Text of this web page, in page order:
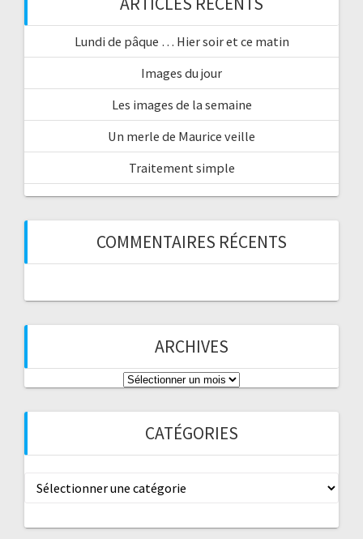
Lundi de pâque … Hier soir et ce matin
Images du jour
Les images de la semaine
Un merle de Maurice veille
Traitement simple
COMMENTAIRES RÉCENTS
ARCHIVES
Archives
CATÉGORIES
Catégories